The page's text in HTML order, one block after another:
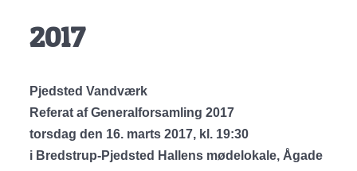
2017
Pjedsted Vandværk
Referat af Generalforsamling 2017
torsdag den 16. marts 2017, kl. 19:30
i Bredstrup-Pjedsted Hallens mødelokale, Ågade